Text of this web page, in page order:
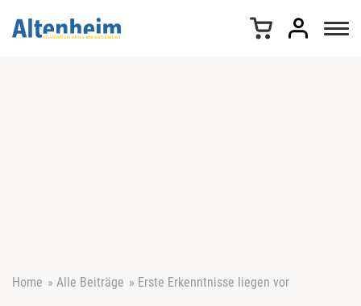
Home » Alle Beiträge » Erste Erkenntnisse liegen vor